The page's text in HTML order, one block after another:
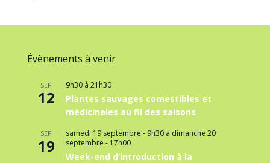
Évènements à venir
SEP
12
9h30à 21h30
Plantes sauvages comestibles et
médicinales au fil des saisons
SEP
19
samedi 19 septembre - 9h30à dimanche 20
septembre - 17h00
Week-end d’introduction à la